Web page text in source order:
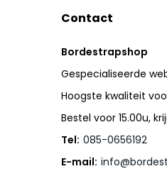
Contact
Bordestrapshop
Gespecialiseerde
Hoogste kwaliteit
Bestel voor 15.00u,
Tel: 085-0656192
E-mail: